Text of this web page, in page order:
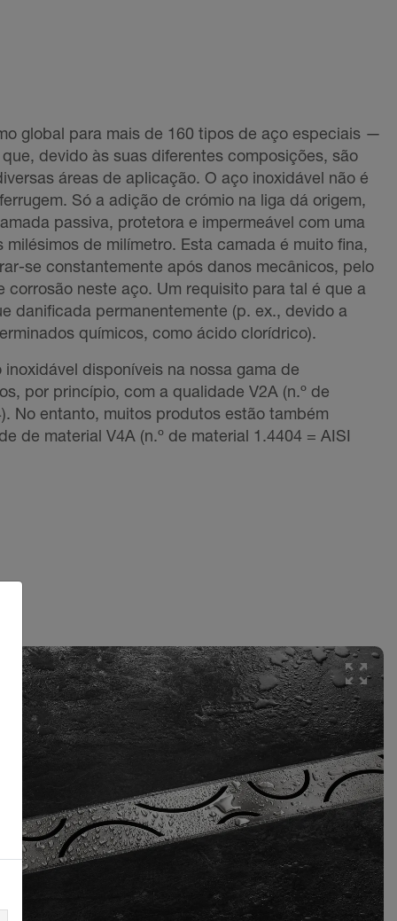
global para mais de 160 tipos de aço especiais —
devido às suas diferentes composições, são
áreas de aplicação. O aço inoxidável não é
Só a adição de crómio na liga dá origem,
passiva, protetora e impermeável com uma
milésimos de milímetro. Esta camada é muito fina,
se constantemente após danos mecânicos, pelo
corrosão neste aço. Um requisito para tal é que a
danificada permanentemente (p. ex., devido a
químicos, como ácido clorídrico).
disponíveis na nossa gama de
por princípio, com a qualidade V2A (n.º de
No entanto, muitos produtos estão também
de material V4A (n.º de material 1.4404 = AISI